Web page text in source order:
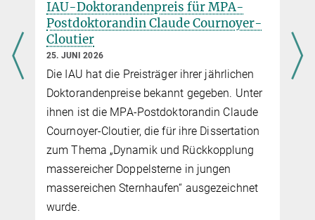
IAU-Doktorandenpreis für MPA-
Postdoktorandin Claude Cournoyer-
Cloutier
25. JUNI 2026
Die IAU hat die Preisträger ihrer jährlichen
Doktorandenpreise bekannt gegeben. Unter
ihnen ist die MPA-Postdoktorandin Claude
Cournoyer-Cloutier, die für ihre Dissertation
zum Thema „Dynamik und Rückkopplung
massereicher Doppelsterne in jungen
massereichen Sternhaufen“ ausgezeichnet
wurde.